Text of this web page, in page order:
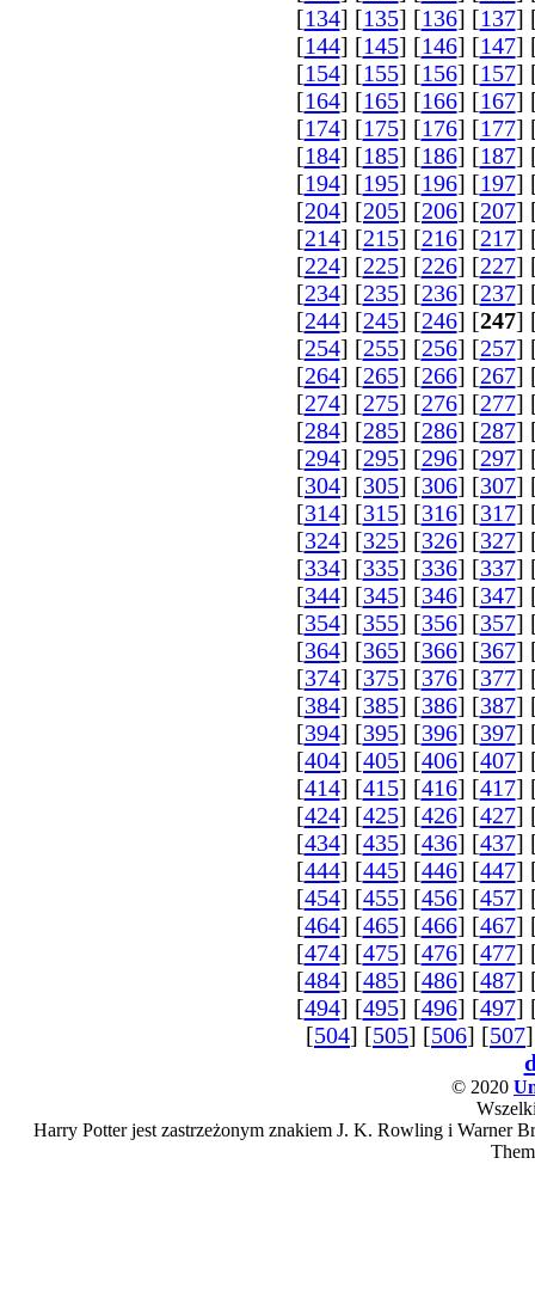
[134] [135] [136] [137]
[144] [145] [146] [147]
[154] [155] [156] [157]
[164] [165] [166] [167]
[174] [175] [176] [177]
[184] [185] [186] [187]
[194] [195] [196] [197]
[204] [205] [206] [207]
[214] [215] [216] [217]
[224] [225] [226] [227]
[234] [235] [236] [237]
[244] [245] [246] [247]
[254] [255] [256] [257]
[264] [265] [266] [267]
[274] [275] [276] [277]
[284] [285] [286] [287]
[294] [295] [296] [297]
[304] [305] [306] [307]
[314] [315] [316] [317]
[324] [325] [326] [327]
[334] [335] [336] [337]
[344] [345] [346] [347]
[354] [355] [356] [357]
[364] [365] [366] [367]
[374] [375] [376] [377]
[384] [385] [386] [387]
[394] [395] [396] [397]
[404] [405] [406] [407]
[414] [415] [416] [417]
[424] [425] [426] [427]
[434] [435] [436] [437]
[444] [445] [446] [447]
[454] [455] [456] [457]
[464] [465] [466] [467]
[474] [475] [476] [477]
[484] [485] [486] [487]
[494] [495] [496] [497]
[504] [505] [506] [507
© 2020
Harry Potter jest zastrzeżonym znakiem J. K. Rowling i Warner